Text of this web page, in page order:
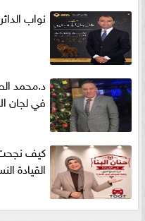
نواب
د.محمد
في لجان
كيف نجحت
القيادة